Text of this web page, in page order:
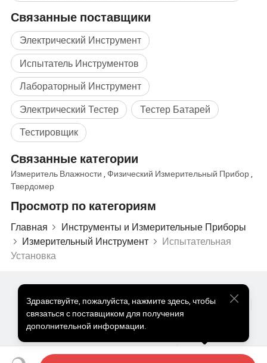
Регулируемое давление: легко адаптировать для
удовлетворения различных международных стандартов
тестирования и индивидуальных потребностей.
Трение Precored путь: обеспечивает многонаправленные
повторяющихся трения с указанными контактами для точной
оценки износа.
Счетчик Smart & Display: высокоточные цифровой дисплей
рабочего цикла тестирования единиц с первого взгляда.
Улучшенная защита безопасности включает в себя видных
переключатель аварийного останова и защитная конструкция
для обеспечения безопасной и надежной работы
Связанные поставщики
Электрический Инструмент
Испытатель Инструментов
Лабораторный Инструмент
Электрический Тестер
Тестер Батарей
Тестировщик
Связанные категории
Измеритель Влажности ,Физический Измерительный Прибор,
Твердомер
Просмотр по категориям
Главная
Инструменты и Измерительные Приборы
Измерительный Инструмент
Испытательная
Установка
Здравствуйте, пожалуйста, нажмите здесь, чтобы
связаться с поставщиком для получения
дополнительной информации.
Оптом Горячие Товары
Звездный покупатель
ПК Сайт
Информация
Пользовательское соглашение
Политика конфиденциальности
Контакты